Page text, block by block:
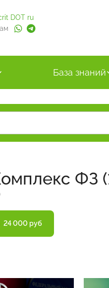
DOT ru
База знаний
ФЗ
24 000 руб